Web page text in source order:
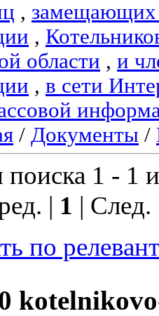
, замещающих
,
области , и
, в сети
/ Документы /
поиска 1 - 1
| 1 |
по